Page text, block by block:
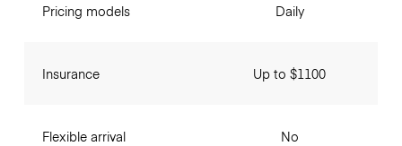
Pricing models
Insurance
Flexible arrival
Daily
Up to $1100
No